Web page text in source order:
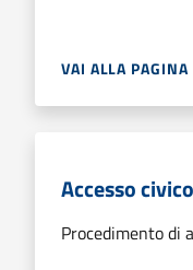
VAI ALLA PAGINA
Accesso
Procedimento di